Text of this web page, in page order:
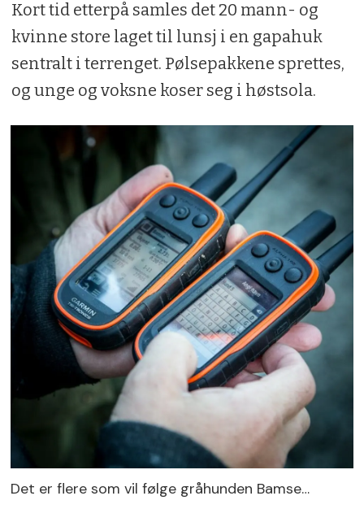
Kort tid etterpå samles det 20 mann- og
kvinne store laget til lunsj i en gapahuk
sentralt i terrenget. Pølsepakkene sprettes,
og unge og voksne koser seg i høstsola.
Det er flere som vil følge gråhunden Bamse…